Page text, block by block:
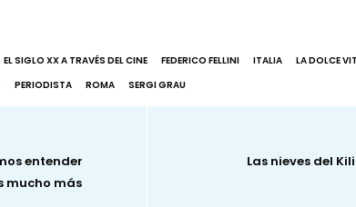
EL SIGLO XX A TRAVÉS DEL CINE FEDERICO FELLINI ITALIA
LA DOLCE
PERIODISTA ROMA SERGI GRAU
entender
mucho más
Las nieves del